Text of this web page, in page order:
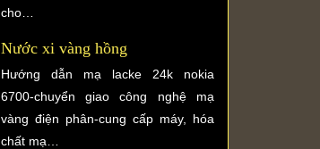
cho…
Nước xi vàng hồng
Hướng dẫn mạ lacke 24k nokia
6700-chuyển giao công nghệ mạ
vàng điện phân-cung cấp máy, hóa
chất mạ…